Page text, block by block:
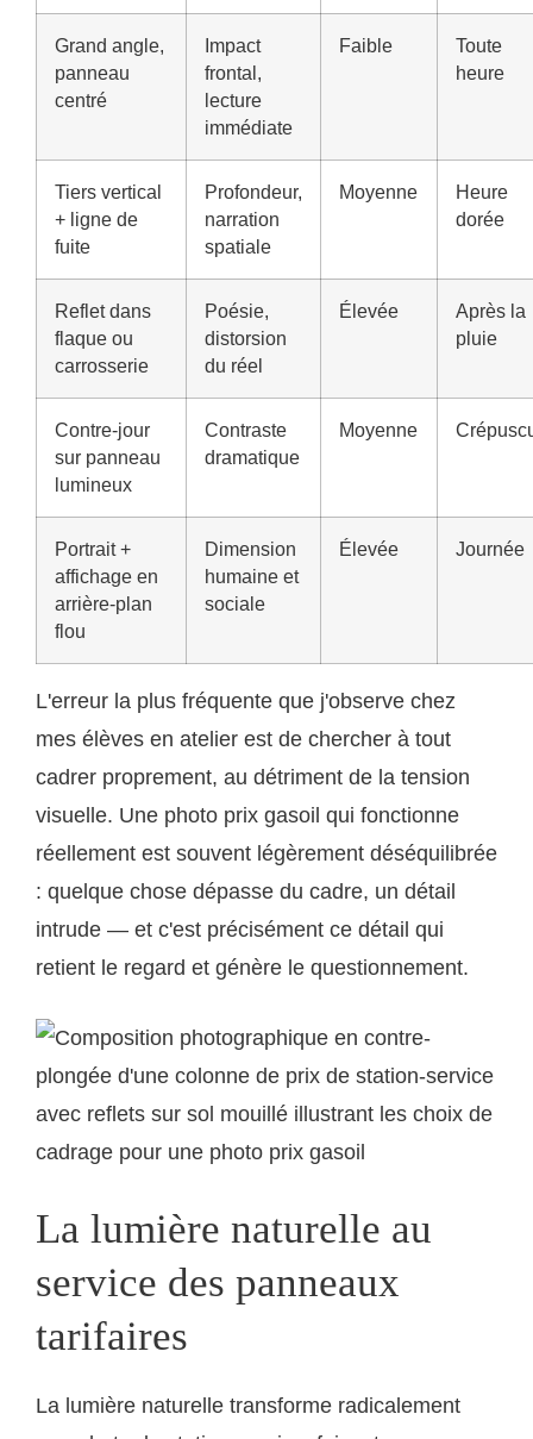
Grand angle,
panneau
centré
Impact
frontal,
lecture
immédiate
Faible
Toute
heure
Tiers vertical
+ ligne de
fuite
Profondeur,
narration
spatiale
Moyenne
Heure
dorée
Reflet dans
flaque ou
carrosserie
Poésie,
distorsion
du réel
Élevée
Après la
pluie
Contre-jour
sur panneau
lumineux
Contraste
dramatique
Moyenne
Portrait +
affichage en
arrière-plan
flou
Dimension
humaine et
sociale
Élevée Journée
L'erreur la plus fréquente que j'observe chez
mes élèves en atelier est de chercher à tout
cadrer proprement, au détriment de la tension
visuelle. Une photo prix gasoil qui fonctionne
réellement est souvent légèrement déséquilibrée
: quelque chose dépasse du cadre, un détail
intrude — et c'est précisément ce détail qui
retient le regard et génère le questionnement.
La lumière naturelle au
service des panneaux
tarifaires
La lumière naturelle transforme radicalement